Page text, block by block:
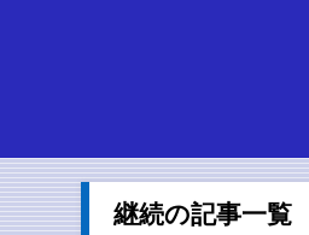
継続の記事一覧